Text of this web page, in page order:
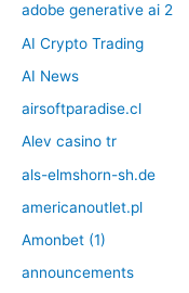
adobe generative ai 2
AI Crypto Trading
AI News
airsoftparadise.cl
Alev casino tr
als-elmshorn-sh.de
americanoutlet.pl
Amonbet (1)
announcements